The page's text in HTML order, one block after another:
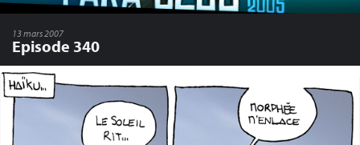
13 mars 2007
Episode 340